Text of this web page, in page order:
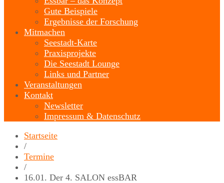
Gute Beispiele
Ergebnisse der Forschung
Mitmachen
Seestadt-Karte
Praxisprojekte
Die Seestadt Lounge
Links und Partner
Veranstaltungen
Kontakt
Newsletter
Impressum & Datenschutz
Startseite
/
Termine
/
16.01. Der 4. SALON essBAR